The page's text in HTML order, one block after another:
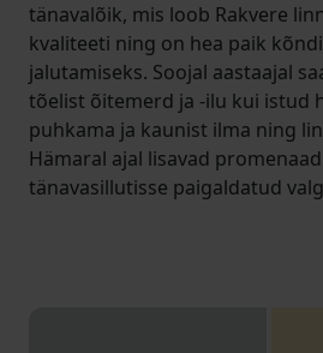
tänavalõik, mis loob Rakvere
kvaliteeti ning on hea paik
jalutamiseks. Soojal aastaajal
tõelist õitemerd ja -ilu kui istud
puhkama ja kaunist ilma ning
Hämaral ajal lisavad
tänavasillutisse paigaldatud